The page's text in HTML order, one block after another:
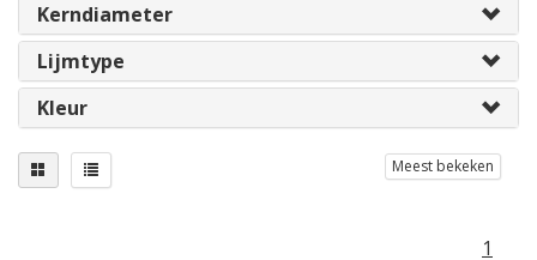
Kerndiameter
Lijmtype
Kleur
Meest bekeken
1